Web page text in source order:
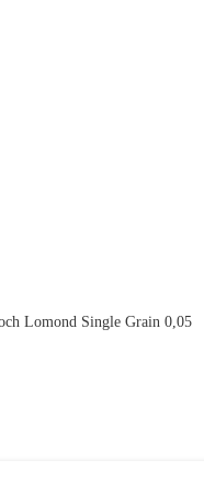
Lomond Single Grain 0,05